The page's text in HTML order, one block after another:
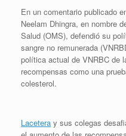
En un comentario publicado
Neelam Dhingra, en nombre
Salud (OMS), defendió su
sangre no remunerada
política actual de VNRBC de
recompensas como una
colesterol.
Lacetera y sus colegas